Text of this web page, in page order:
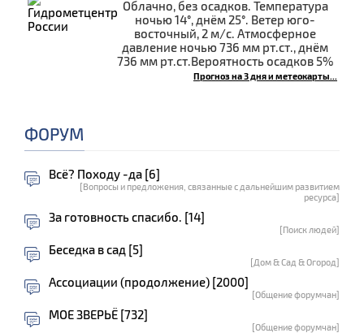
Облачно, без осадков. Температура
ночью 14°, днём 25°. Ветер юго-
восточный, 2 м/с. Атмосферное
давление ночью 736 мм рт.ст., днём
736 мм рт.ст.Вероятность осадков 5%
Прогноз на 3 дня и метеокарты...
ФОРУМ
Всё? Походу -да [6]
[Вопросы и предложения, связанные с дальнейшим развитием
ресурса]
За готовность спасибо. [14]
[Поиск людей]
Беседка в сад [5]
[Дом & Сад & Огород]
Ассоциации (продолжение) [2000]
[Общение форумчан]
МОЕ ЗВЕРЬЁ [732]
[Общение форумчан]